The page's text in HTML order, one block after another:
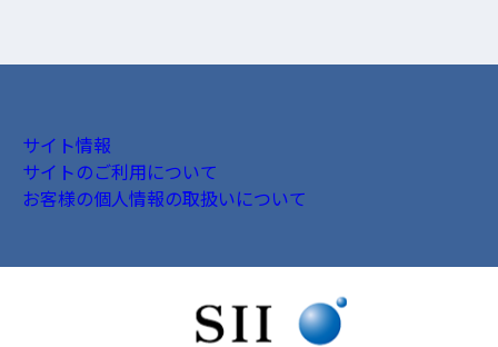
サイト情報
サイトのご利用について
お客様の個人情報の取扱いについて